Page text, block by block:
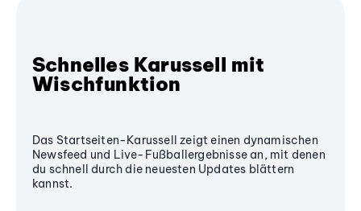
Schnelles Karussell mit
Wischfunktion
Das Startseiten-Karussell zeigt einen dynamischen
Newsfeed und Live-Fußballergebnisse an, mit denen
du schnell durch die neuesten Updates blättern
kannst.